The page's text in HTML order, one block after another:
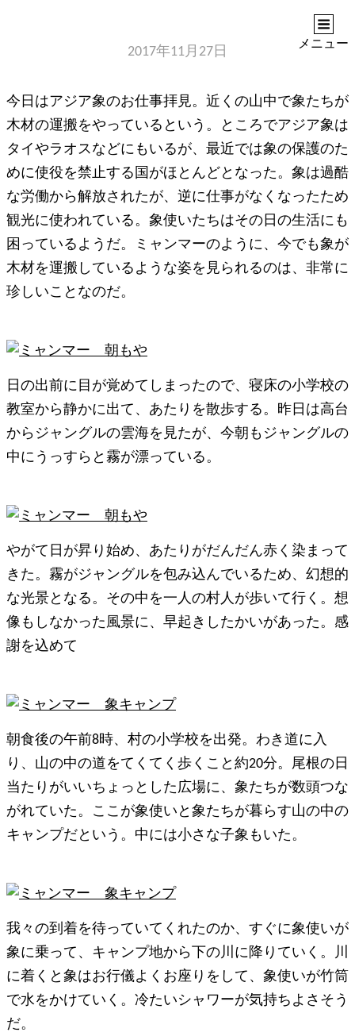
メニュー
2017年11月27日
今日はアジア象のお仕事拝見。近くの山中で象たちが
木材の運搬をやっているという。ところでアジア象は
タイやラオスなどにもいるが、最近では象の保護のた
めに使役を禁止する国がほとんどとなった。象は過酷
な労働から解放されたが、逆に仕事がなくなったため
観光に使われている。象使いたちはその日の生活にも
困っているようだ。ミャンマーのように、今でも象が
木材を運搬しているような姿を見られるのは、非常に
珍しいことなのだ。
日の出前に目が覚めてしまったので、寝床の小学校の
教室から静かに出て、あたりを散歩する。昨日は高台
からジャングルの雲海を見たが、今朝もジャングルの
中にうっすらと霧が漂っている。
やがて日が昇り始め、あたりがだんだん赤く染まって
きた。霧がジャングルを包み込んでいるため、幻想的
な光景となる。その中を一人の村人が歩いて行く。想
像もしなかった風景に、早起きしたかいがあった。感
謝を込めて
朝食後の午前8時、村の小学校を出発。わき道に入
り、山の中の道をてくてく歩くこと約20分。尾根の日
当たりがいいちょっとした広場に、象たちが数頭つな
がれていた。ここが象使いと象たちが暮らす山の中の
キャンプだという。中には小さな子象もいた。
我々の到着を待っていてくれたのか、すぐに象使いが
象に乗って、キャンプ地から下の川に降りていく。川
に着くと象はお行儀よくお座りをして、象使いが竹筒
で水をかけていく。冷たいシャワーが気持ちよさそう
だ。